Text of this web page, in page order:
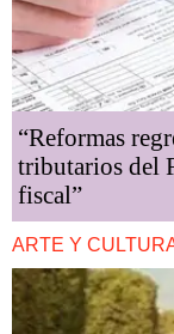
“Reformas
tributarios del
fiscal”
ARTE Y